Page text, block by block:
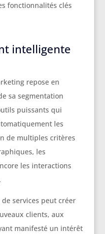
fonctionnalités clés
intelligente
repose en
sa segmentation
puissants qui
les
de multiples critères
les
les interactions
services peut créer
clients, aux
manifesté un intérêt